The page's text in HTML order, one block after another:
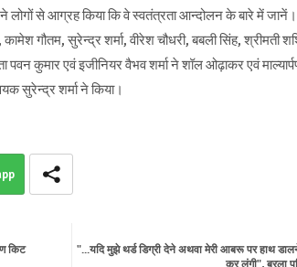
लोगों से आग्रह किया कि वे स्वतंत्रता आन्दोलन के बारे में जानें।
गौतम, सुरेन्द्र शर्मा, वीरेश चौधरी, बबली सिंह, श्रीमती
कुमार एवं इजीनियर वैभव शर्मा ने शॉल ओढ़ाकर एवं
सुरेन्द्र शर्मा ने किया।
"...यदि मुझे थर्ड डिग्री देने अथवा मेरी आबरू पर हाथ
किट